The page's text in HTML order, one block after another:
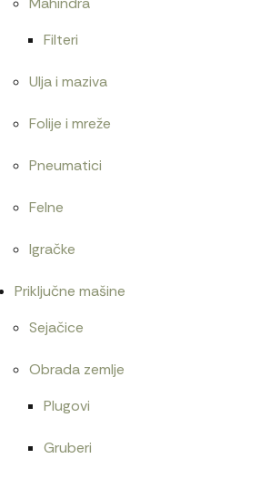
Filteri
Ulja i maziva
Folije i mreže
Pneumatici
Felne
Igračke
Priključne mašine
Sejačice
Obrada zemlje
Plugovi
Gruberi